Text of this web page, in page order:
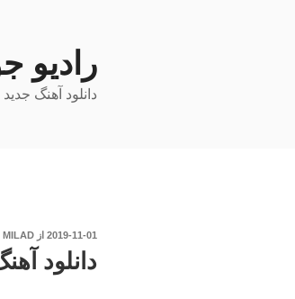
رادیو
دانلود آهنگ جدید
نوشته‌شده
2019-11-01 از MILAD
دانلود